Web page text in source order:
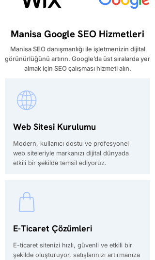
Manisa Google SEO Hizmetleri
Manisa SEO danışmanlığı ile işletmenizin dijital
görünürlüğünü artırın. Google’da üst sıralarda yer
almak için SEO çalışması hizmeti alın.
Web Sitesi Kurulumu
Modern, kullanıcı dostu ve profesyonel
web siteleriyle markanızı dijital dünyada
etkili bir şekilde temsil ediyoruz.
E-Ticaret Çözümleri
E-ticaret sitenizi hızlı, güvenli ve etkili bir
şekilde oluşturuyor, satışlarınızı artırmanıza